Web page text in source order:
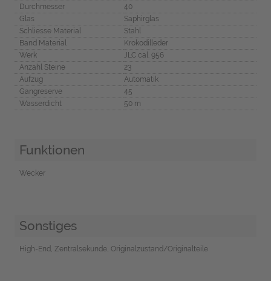
Durchmesser
40
Glas
Saphirglas
Schliesse Material
Stahl
Band Material
Krokodilleder
Werk
JLC cal. 956
Anzahl Steine
23
Aufzug
Automatik
Gangreserve
45
Wasserdicht
50 m
Funktionen
Wecker
Sonstiges
High-End, Zentralsekunde, Originalzustand/Originalteile